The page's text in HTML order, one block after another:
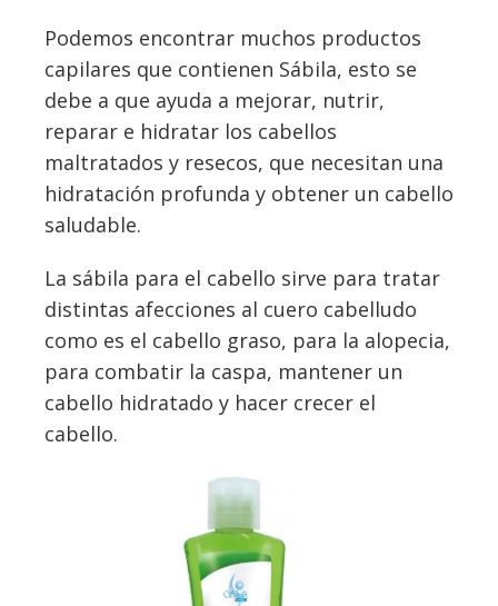
Podemos encontrar muchos productos
capilares que contienen Sábila, esto se
debe a que ayuda a mejorar, nutrir,
reparar e hidratar los cabellos
maltratados y resecos, que necesitan una
hidratación profunda y obtener un cabello
saludable.
La sábila para el cabello sirve para tratar
distintas afecciones al cuero cabelludo
como es el cabello graso, para la alopecia,
para combatir la caspa, mantener un
cabello hidratado y hacer crecer el
cabello.